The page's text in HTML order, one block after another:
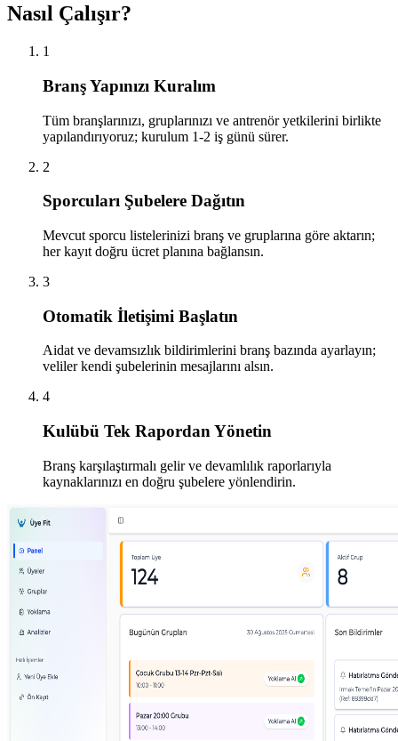
Nasıl Çalışır?
1
Branş Yapınızı Kuralım
Tüm branşlarınızı, gruplarınızı ve antrenör yetkilerini birlikte
yapılandırıyoruz; kurulum 1-2 iş günü sürer.
2
Sporcuları Şubelere Dağıtın
Mevcut sporcu listelerinizi branş ve gruplarına göre aktarın;
her kayıt doğru ücret planına bağlansın.
3
Otomatik İletişimi Başlatın
Aidat ve devamsızlık bildirimlerini branş bazında ayarlayın;
veliler kendi şubelerinin mesajlarını alsın.
4
Kulübü Tek Rapordan Yönetin
Branş karşılaştırmalı gelir ve devamlılık raporlarıyla
kaynaklarınızı en doğru şubelere yönlendirin.